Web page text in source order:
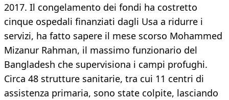
2017. Il congelamento dei fondi ha costretto
cinque ospedali finanziati dagli Usa a ridurre i
servizi, ha fatto sapere il mese scorso Mohammed
Mizanur Rahman, il massimo funzionario del
Bangladesh che supervisiona i campi profughi.
Circa 48 strutture sanitarie, tra cui 11 centri di
assistenza primaria, sono state colpite, lasciando